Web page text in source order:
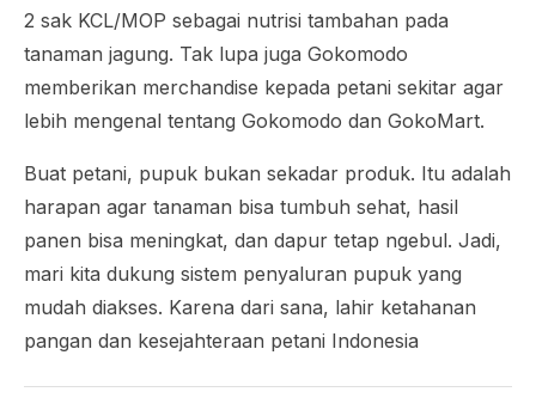
2 sak KCL/MOP sebagai nutrisi tambahan pada
tanaman jagung. Tak lupa juga Gokomodo
memberikan merchandise kepada petani sekitar agar
lebih mengenal tentang Gokomodo dan GokoMart.
Buat petani, pupuk bukan sekadar produk. Itu adalah
harapan agar tanaman bisa tumbuh sehat, hasil
panen bisa meningkat, dan dapur tetap ngebul. Jadi,
mari kita dukung sistem penyaluran pupuk yang
mudah diakses. Karena dari sana, lahir ketahanan
pangan dan kesejahteraan petani Indonesia